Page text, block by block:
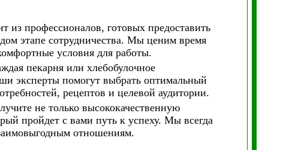
из профессионалов, готовых предоставить
этапе сотрудничества. Мы ценим время
условия для работы.
пекарня или хлебобулочное
эксперты помогут выбрать оптимальный
рецептов и целевой аудитории.
не только высококачественную
пройдет с вами путь к успеху. Мы всегда
отношениям.